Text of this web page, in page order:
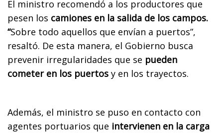
El ministro recomendó a los productores que
pesen los camiones en la salida de los campos.
“Sobre todo aquellos que envían a puertos”,
resaltó. De esta manera, el Gobierno busca
prevenir irregularidades que se pueden
cometer en los puertos y en los trayectos.
Además, el ministro se puso en contacto con
agentes portuarios que intervienen en la carga